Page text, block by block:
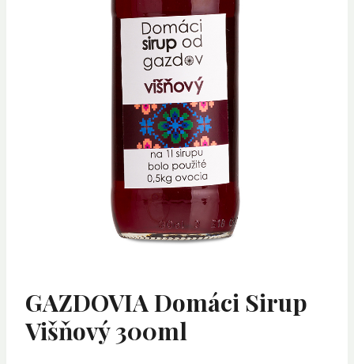
GAZDOVIA Domáci Sirup
Višňový 300ml